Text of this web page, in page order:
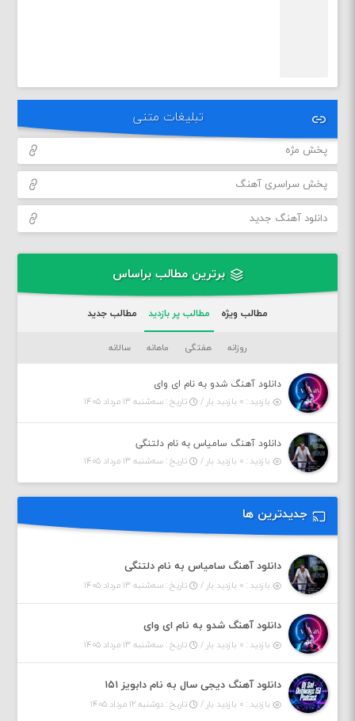
تبلیغات متنی
پخش مژه
پخش سراسری آهنگ
دانلود آهنگ جدید
برترین مطالب براساس
مطالب ویژه مطالب پر بازدید مطالب جدید
روزانه هفتگی ماهانه سالانه
دانلود آهنگ شدو به نام ای وای
بازدید : ۰ بازدید بار /
تاریخ : سه‌شنبه ۱۳ مرداد ۱۴۰۵
دانلود آهنگ سامیاس به نام دلتنگی
بازدید : ۰ بازدید بار /
تاریخ : سه‌شنبه ۱۳ مرداد ۱۴۰۵
جدیدترین ها
دانلود آهنگ سامیاس به نام دلتنگی
بازدید : ۰ بازدید بار / تاریخ : سه‌شنبه ۱۳ مرداد ۱۴۰۵
دانلود آهنگ شدو به نام ای وای
بازدید : ۰ بازدید بار / تاریخ : سه‌شنبه ۱۳ مرداد ۱۴۰۵
دانلود آهنگ دیجی سال به نام دابویز ۱۵۱
بازدید : ۰ بازدید بار / تاریخ : دوشنبه ۱۲ مرداد ۱۴۰۵